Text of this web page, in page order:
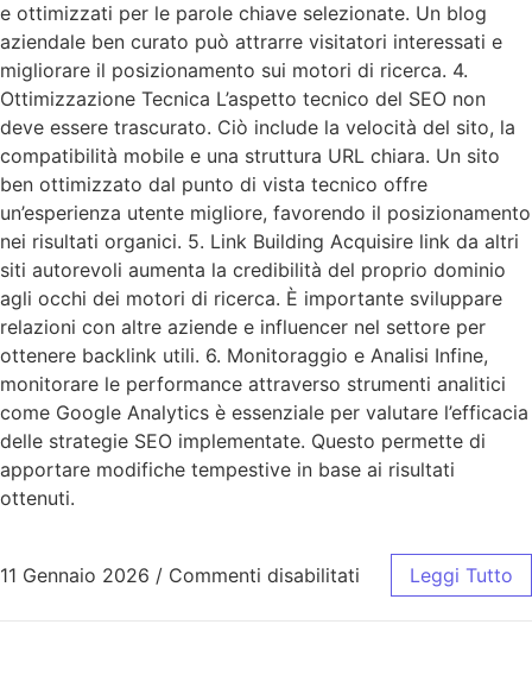
e ottimizzati per le parole chiave selezionate. Un blog
aziendale ben curato può attrarre visitatori interessati e
migliorare il posizionamento sui motori di ricerca. 4.
Ottimizzazione Tecnica L’aspetto tecnico del SEO non
deve essere trascurato. Ciò include la velocità del sito, la
compatibilità mobile e una struttura URL chiara. Un sito
ben ottimizzato dal punto di vista tecnico offre
un’esperienza utente migliore, favorendo il posizionamento
nei risultati organici. 5. Link Building Acquisire link da altri
siti autorevoli aumenta la credibilità del proprio dominio
agli occhi dei motori di ricerca. È importante sviluppare
relazioni con altre aziende e influencer nel settore per
ottenere backlink utili. 6. Monitoraggio e Analisi Infine,
monitorare le performance attraverso strumenti analitici
come Google Analytics è essenziale per valutare l’efficacia
delle strategie SEO implementate. Questo permette di
apportare modifiche tempestive in base ai risultati
ottenuti.
11 Gennaio 2026 / Commenti disabilitati Leggi Tutto